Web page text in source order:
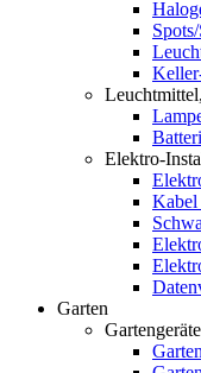
Elektro-
Kabel
Garten
Gartengeräte